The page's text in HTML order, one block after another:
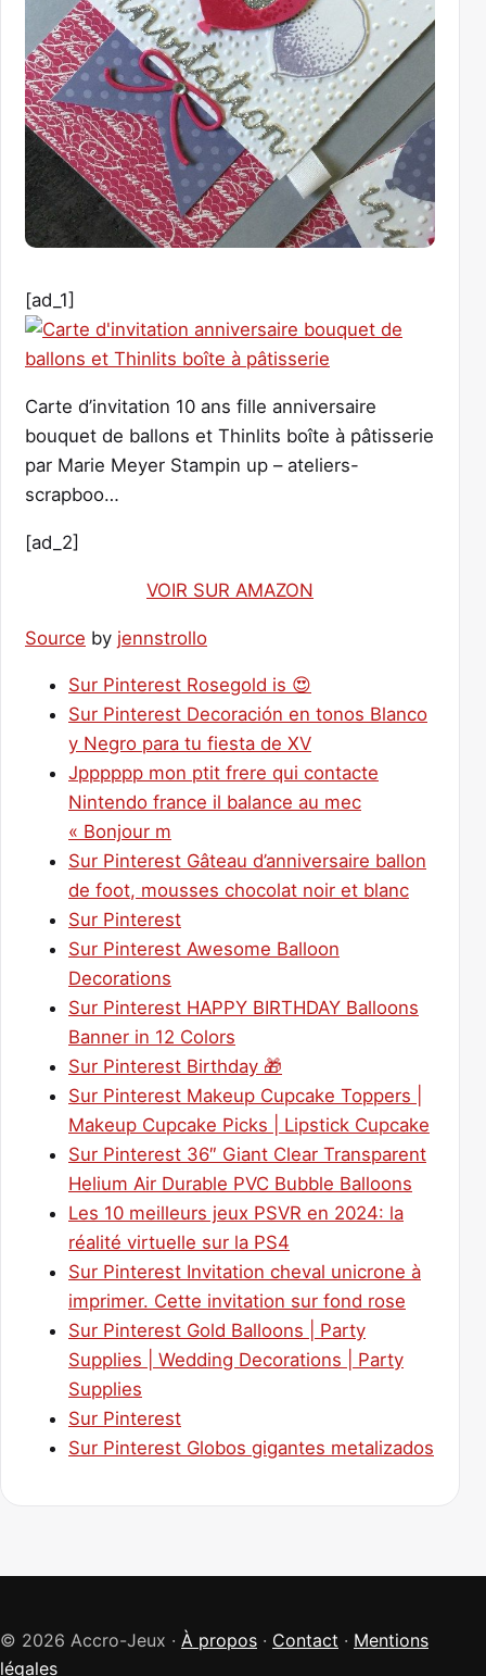
[ad_1]
Carte d’invitation 10 ans fille anniversaire
bouquet de ballons et Thinlits boîte à pâtisserie
par Marie Meyer Stampin up – ateliers-
scrapboo…
[ad_2]
VOIR SUR AMAZON
Source by jennstrollo
Sur Pinterest Rosegold is 😍
Sur Pinterest Decoración en tonos Blanco
y Negro para tu fiesta de XV
Jpppppp mon ptit frere qui contacte
Nintendo france il balance au mec
« Bonjour m
Sur Pinterest Gâteau d’anniversaire ballon
de foot, mousses chocolat noir et blanc
Sur Pinterest
Sur Pinterest Awesome Balloon
Decorations
Sur Pinterest HAPPY BIRTHDAY Balloons
Banner in 12 Colors
Sur Pinterest Birthday 🎁
Sur Pinterest Makeup Cupcake Toppers |
Makeup Cupcake Picks | Lipstick Cupcake
Sur Pinterest 36″ Giant Clear Transparent
Helium Air Durable PVC Bubble Balloons
Les 10 meilleurs jeux PSVR en 2024: la
réalité virtuelle sur la PS4
Sur Pinterest Invitation cheval unicrone à
imprimer. Cette invitation sur fond rose
Sur Pinterest Gold Balloons | Party
Supplies | Wedding Decorations | Party
Supplies
Sur Pinterest
Sur Pinterest Globos gigantes metalizados
© 2026 Accro-Jeux · À propos · Contact · Mentions
légales